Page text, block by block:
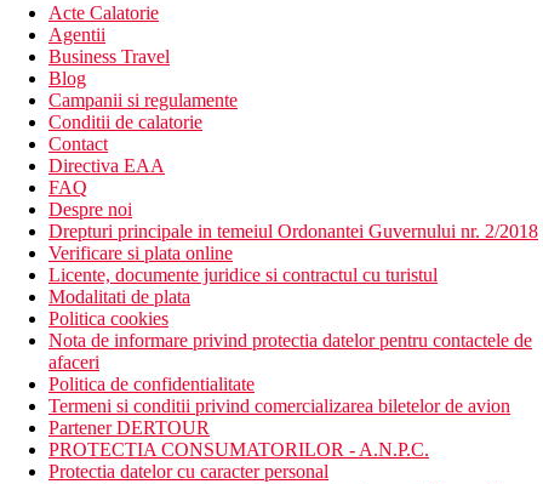
Acte Calatorie
Agentii
Business Travel
Blog
Campanii si regulamente
Conditii de calatorie
Contact
Directiva EAA
FAQ
Despre noi
Drepturi principale in temeiul Ordonantei Guvernului nr. 2/2018
Verificare si plata online
Licente, documente juridice si contractul cu turistul
Modalitati de plata
Politica cookies
Nota de informare privind protectia datelor pentru contactele de
afaceri
Politica de confidentialitate
Termeni si conditii privind comercializarea biletelor de avion
Partener DERTOUR
PROTECTIA CONSUMATORILOR - A.N.P.C.
Protectia datelor cu caracter personal